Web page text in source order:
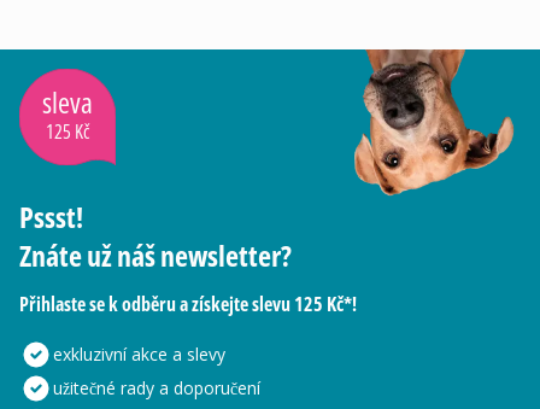
sleva
125 Kč
Pssst!
Znáte už náš newsletter?
Přihlaste se k odběru a získejte slevu 125 Kč*!
exkluzivní akce a slevy
užitečné rady a doporučení